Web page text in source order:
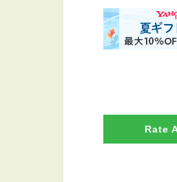
Rate